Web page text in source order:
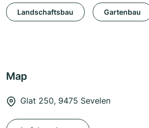
Landschaftsbau Gartenbau
Map
Glat 250, 9475 Sevelen